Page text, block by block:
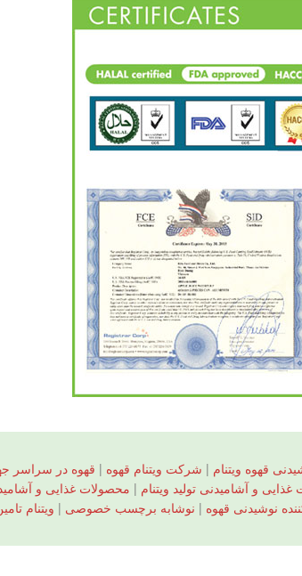
قهوه ویتنام | شرکت ویتنام قهوه | قهوه در سراسر
و آشامیدنی تولید ویتنام | محصولات غذایی و
نوشیدنی قهوه | نوشابه برچسب خصوصی | ویتنام